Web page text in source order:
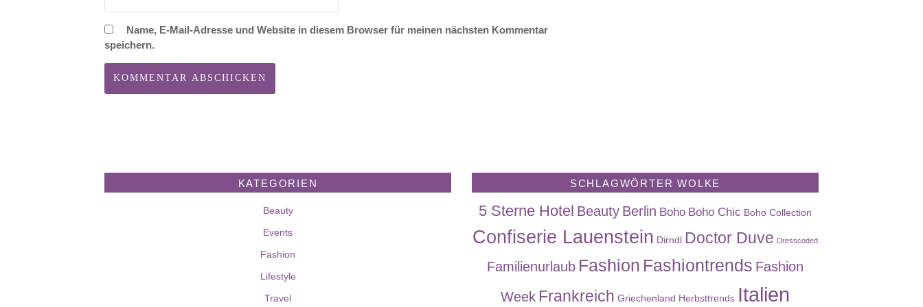
Name, E-Mail-Adresse und Website in diesem Browser für meinen nächsten Kommentar
speichern.
KATEGORIEN
Beauty
Events
Fashion
Lifestyle
Travel
SCHLAGWÖRTER WOLKE
5 Sterne Hotel Beauty Berlin Boho Boho Chic Boho Collection
Confiserie Lauenstein Dirndl Doctor Duve Dresscoded
Familienurlaub Fashion Fashiontrends Fashion
Week Frankreich Griechenland Herbsttrends Italien